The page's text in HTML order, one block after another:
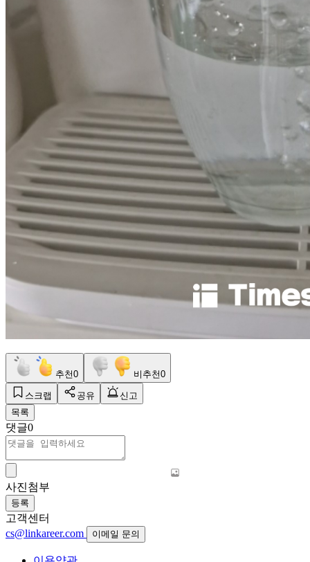
추천0 비추천0
스크랩 공유
신고
목록
댓글0
사진첨부
등록
고객센터
cs@linkareer.com
이메일 문의